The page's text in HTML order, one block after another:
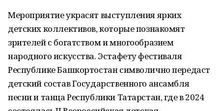
Мероприятие украсят выступления ярких
детских коллективов, которые познакомят
зрителей с богатством и многообразием
народного искусства. Эстафету фестиваля
Республике Башкортостан символично передаст
детский состав Государственного ансамбля
песни и танца Республики Татарстан, где в 2024